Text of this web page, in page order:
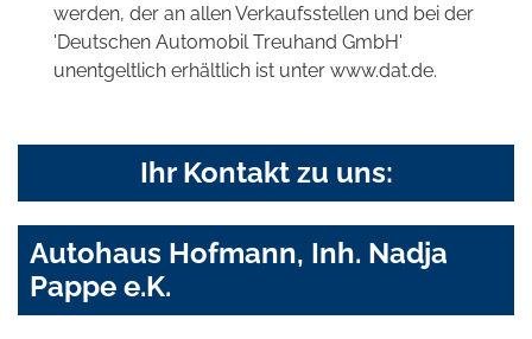
werden, der an allen Verkaufsstellen und bei der
'Deutschen Automobil Treuhand GmbH'
unentgeltlich erhältlich ist unter www.dat.de.
Ihr Kontakt zu uns:
Autohaus Hofmann, Inh. Nadja
Pappe e.K.